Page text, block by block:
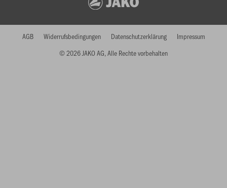
© 2026 JAKO AG, Alle Rechte vorbehalten
AGB Widerrufsbedingungen Datenschutzerklärung Impressum